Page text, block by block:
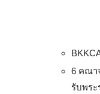
6 คณา
รับพร